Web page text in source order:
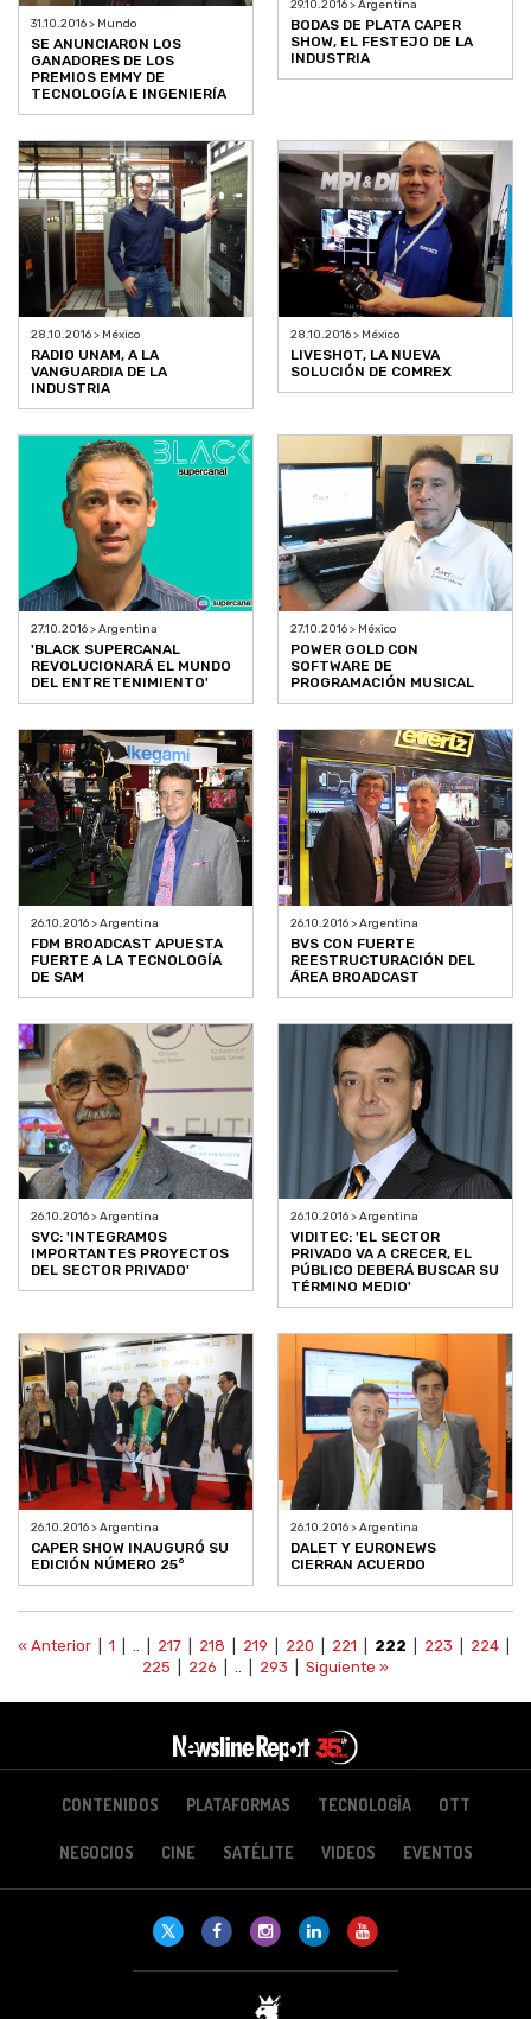
31.10.2016 > Mundo
SE ANUNCIARON LOS
GANADORES DE LOS
PREMIOS EMMY DE
TECNOLOGÍA E INGENIERÍA
29.10.2016 > Argentina
BODAS DE PLATA CAPER
SHOW, EL FESTEJO DE LA
INDUSTRIA
28.10.2016 > México
RADIO UNAM, A LA
VANGUARDIA DE LA
INDUSTRIA
28.10.2016 > México
LIVESHOT, LA NUEVA
SOLUCIÓN DE COMREX
27.10.2016 > Argentina
'BLACK SUPERCANAL
REVOLUCIONARÁ EL MUNDO
DEL ENTRETENIMIENTO'
27.10.2016 > México
POWER GOLD CON
SOFTWARE DE
PROGRAMACIÓN MUSICAL
26.10.2016 > Argentina
FDM BROADCAST APUESTA
FUERTE A LA TECNOLOGÍA
DE SAM
26.10.2016 > Argentina
BVS CON FUERTE
REESTRUCTURACIÓN DEL
ÁREA BROADCAST
26.10.2016 > Argentina
SVC: 'INTEGRAMOS
IMPORTANTES PROYECTOS
DEL SECTOR PRIVADO'
26.10.2016 > Argentina
VIDITEC: 'EL SECTOR
PRIVADO VA A CRECER, EL
PÚBLICO DEBERÁ BUSCAR SU
TÉRMINO MEDIO'
26.10.2016 > Argentina
CAPER SHOW INAUGURÓ SU
EDICIÓN NÚMERO 25°
26.10.2016 > Argentina
DALET Y EURONEWS
CIERRAN ACUERDO
« Anterior 1 | .. | 217 218 219 220 221 222 223 224
225
226 | .. | 293 Siguiente »
CONTENIDOS PLATAFORMAS TECNOLOGÍA OTT
NEGOCIOS CINE SATÉLITE VIDEOS EVENTOS